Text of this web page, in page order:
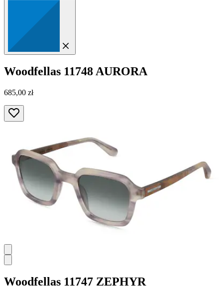
Woodfellas 11748 AURORA
685,00 zł
Woodfellas 11747 ZEPHYR